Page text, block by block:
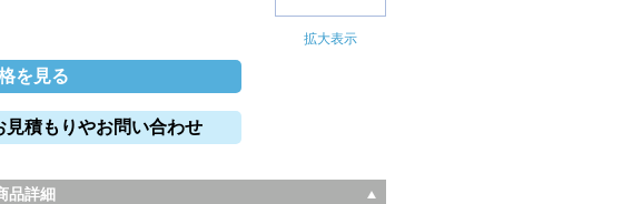
拡大表示
を見る
見積もりやお問い合わせ
品詳細